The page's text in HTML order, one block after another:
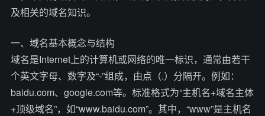
及相关的域名知识。
一、域名基本概念与结构
域名是Internet上的计算机或网络的唯一标识，通常由若干
个英文字母、数字及“-”组成，由点（.）分隔开。例如：
baidu.com、google.com等。标准格式为“主机名+域名主体
+顶级域名”，如“www.baidu.com”。其中，“www”是主机名